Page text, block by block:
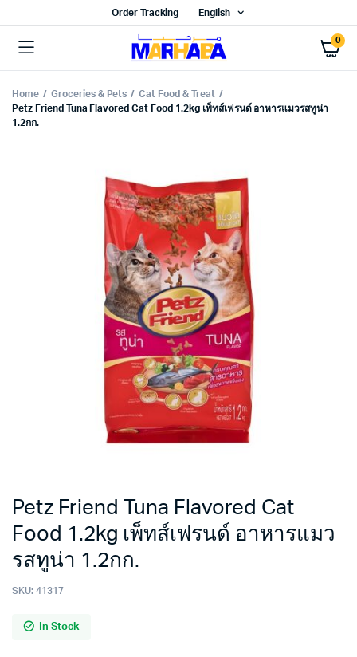
Order Tracking English
0
Home Groceries & Pets
Cat Food & Treat
Petz Friend Tuna Flavored Cat Food 1.2kg เพ็ทส์เฟรนด์ อาหารแมวรสทูน่า
1.2กก.
Petz Friend Tuna Flavored Cat
Food 1.2kg เพ็ทส์เฟรนด์ อาหารแมว
รสทูน่า 1.2กก.
SKU: 41317
In Stock